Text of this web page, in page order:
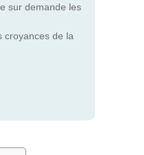
sur demande les
croyances de la